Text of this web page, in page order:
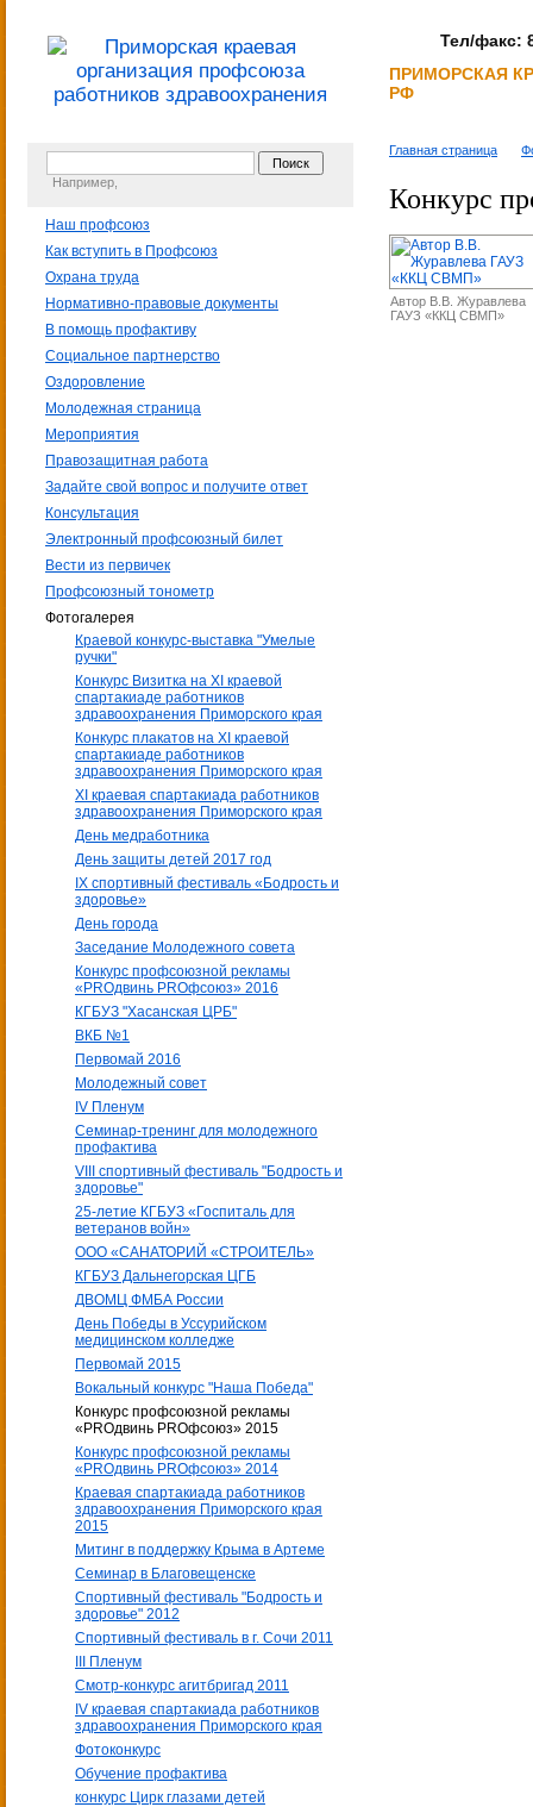
Тел/факс:
ПРИМОРСКАЯ
РФ
Например,
Наш профсоюз
Как вступить в Профсоюз
Охрана труда
Нормативно-правовые документы
В помощь профактиву
Социальное партнерство
Оздоровление
Молодежная страница
Мероприятия
Правозащитная работа
Задайте свой вопрос и получите ответ
Консультация
Электронный профсоюзный билет
Вести из первичек
Профсоюзный тонометр
Фотогалерея
Краевой конкурс-выставка "Умелые
ручки"
Конкурс Визитка на XI краевой
спартакиаде работников
здравоохранения Приморского края
Конкурс плакатов на XI краевой
спартакиаде работников
здравоохранения Приморского края
XI краевая спартакиада работников
здравоохранения Приморского края
День медработника
День защиты детей 2017 год
IX спортивный фестиваль «Бодрость и
здоровье»
День города
Заседание Молодежного совета
Конкурс профсоюзной рекламы
«PROдвинь РRОфсоюз» 2016
КГБУЗ "Хасанская ЦРБ"
ВКБ №1
Первомай 2016
Молодежный совет
IV Пленум
Семинар-тренинг для молодежного
профактива
VIII спортивный фестиваль "Бодрость и
здоровье"
25-летие КГБУЗ «Госпиталь для
ветеранов войн»
ООО «САНАТОРИЙ «СТРОИТЕЛЬ»
КГБУЗ Дальнегорская ЦГБ
ДВОМЦ ФМБА России
День Победы в Уссурийском
медицинском колледже
Первомай 2015
Вокальный конкурс "Наша Победа"
Конкурс профсоюзной рекламы
«PROдвинь РRОфсоюз» 2015
Конкурс профсоюзной рекламы
«PROдвинь РRОфсоюз» 2014
Краевая спартакиада работников
здравоохранения Приморского края
2015
Митинг в поддержку Крыма в Артеме
Семинар в Благовещенске
Спортивный фестиваль "Бодрость и
здоровье" 2012
Спортивный фестиваль в г. Сочи 2011
III Пленум
Смотр-конкурс агитбригад 2011
IV краевая спартакиада работников
здравоохранения Приморского края
Фотоконкурс
Обучение профактива
конкурс Цирк глазами детей
Главная страница
Конкурс
Автор В.В. Журавлева
ГАУЗ «ККЦ СВМП»